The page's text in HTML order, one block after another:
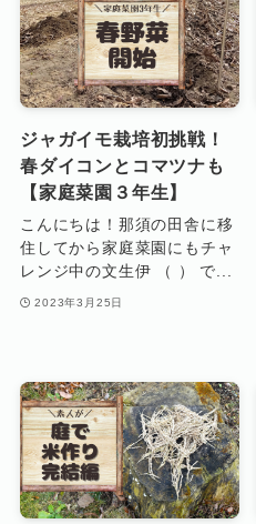
ジャガイモ栽培初挑戦！
春ダイコンとコマツナも
【家庭菜園３年生】
こんにちは！那須の田舎に移
住してから家庭菜園にもチャ
レンジ中の文生伊 （ ） で...
2023年3月25日